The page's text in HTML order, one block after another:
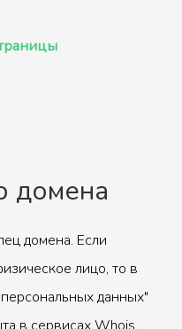
домена
домена. Если
лицо, то в
данных"